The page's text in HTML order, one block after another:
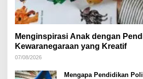
Menginspirasi Anak dengan
Kewaranegaraan yang Kreatif
07/08/2026
Mengapa Pendidikan